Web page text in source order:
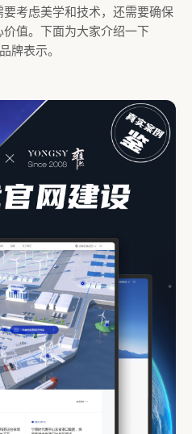
考虑美学和技术，还需要确保
值。下面为大家介绍一下
牌表示。